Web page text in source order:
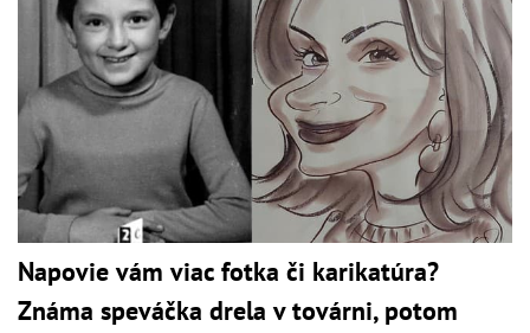
Napovie vám viac fotka či karikatúra?
Známa speváčka drela v továrni, potom